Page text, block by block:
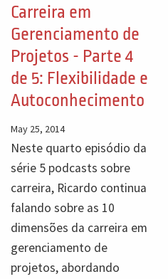
Carreira em
Gerenciamento de
Projetos - Parte 4
de 5: Flexibilidade e
Autoconhecimento
May 25, 2014
Neste quarto episódio da
série 5 podcasts sobre
carreira, Ricardo continua
falando sobre as 10
dimensões da carreira em
gerenciamento de
projetos, abordando